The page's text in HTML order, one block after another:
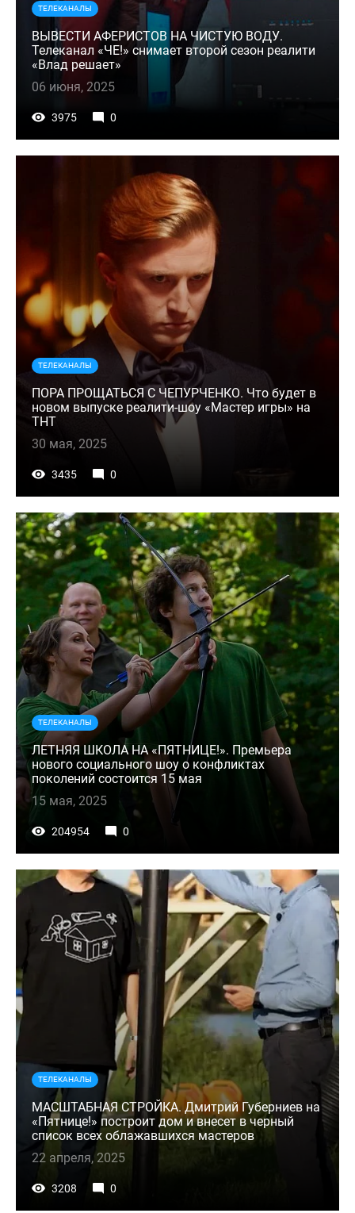
ТЕЛЕКАНАЛЫ
ВЫВЕСТИ АФЕРИСТОВ НА ЧИСТУЮ ВОДУ.
Телеканал «ЧЕ!» снимает второй сезон реалити
«Влад решает»
06 июня, 2025
3975 0
ТЕЛЕКАНАЛЫ
ПОРА ПРОЩАТЬСЯ С ЧЕПУРЧЕНКО. Что будет в
новом выпуске реалити-шоу «Мастер игры» на
ТНТ
30 мая, 2025
3435 0
ТЕЛЕКАНАЛЫ
ЛЕТНЯЯ ШКОЛА НА «ПЯТНИЦЕ!». Премьера
нового социального шоу о конфликтах
поколений состоится 15 мая
15 мая, 2025
204954 0
ТЕЛЕКАНАЛЫ
МАСШТАБНАЯ СТРОЙКА. Дмитрий Губерниев на
«Пятнице!» построит дом и внесет в черный
список всех облажавшихся мастеров
22 апреля, 2025
3208 0